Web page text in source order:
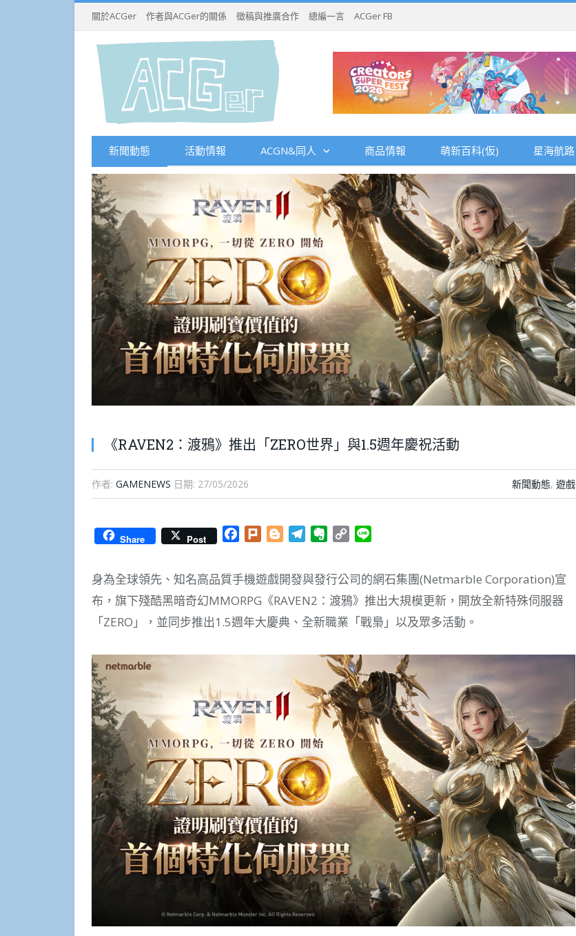
關於ACGer 作者與ACGer的關係 徵稿與推廣合作 總編一言 ACGer FB
新聞動態 活動情報 ACGN&同人 商品情報 萌新百科(仮) 星海航路
《RAVEN2：渡鴉》推出「ZERO世界」與1.5週年慶祝活動
作者: GAMENEWS 日期: 27/05/2026 新聞動態, 遊戲
Share Post Facebook
Plurk BloggerTelegramEvernote
Copy
身為全球領先、知名高品質手機遊戲開發與發行公司的網石集團(Netmarble Corporation)宣
布，旗下殘酷黑暗奇幻MMORPG《RAVEN2：渡鴉》推出大規模更新，開放全新特殊伺服器
「ZERO」，並同步推出1.5週年大慶典、全新職業「戰梟」以及眾多活動。